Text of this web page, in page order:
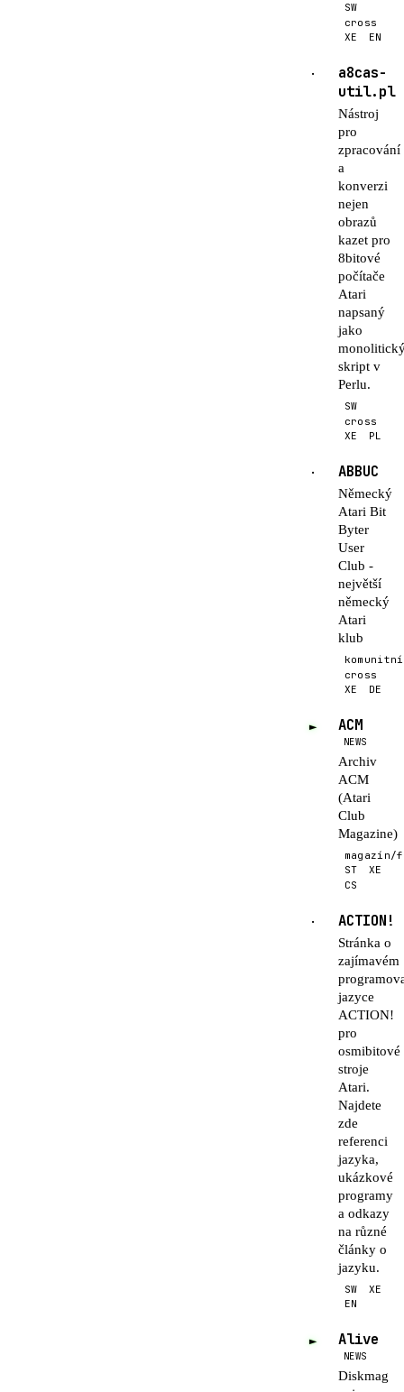
SW
cross
XE
EN
·
a8cas-
util.pl
Nástroj
pro
zpracování
a
konverzi
nejen
obrazů
kazet pro
8bitové
počítače
Atari
napsaný
jako
skript v
Perlu.
SW
cross
XE
PL
· ABBUC
Německý
Atari Bit
Byter
User
Club -
největší
německý
Atari
klub
cross
XE
DE
► ACM
NEWS
Archiv
ACM
(Atari
Club
Magazine)
magazín/
ST
XE
CS
· ACTION!
Stránka o
zajímavém
jazyce
ACTION!
pro
osmibitové
stroje
Atari.
Najdete
zde
referenci
jazyka,
ukázkové
programy
a odkazy
na různé
články o
jazyku.
SW
XE
EN
► Alive
NEWS
Diskmag